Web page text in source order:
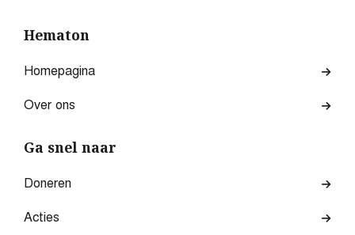
Hematon
Homepagina
Over ons
Ga snel naar
Doneren
Acties